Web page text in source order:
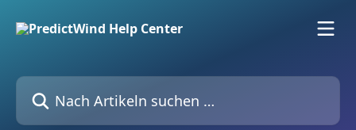
Nach Artikeln suchen …